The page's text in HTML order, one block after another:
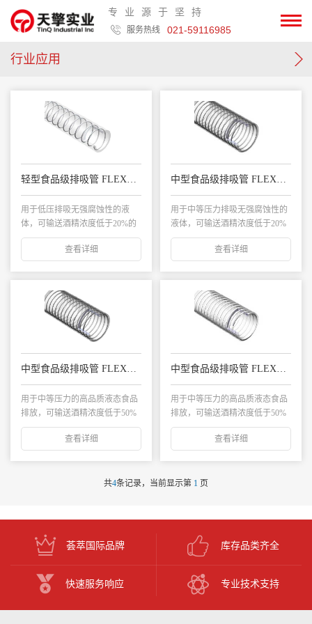
专业源于坚持
服务热线 021-59116985
行业应用
轻型食品级排吸管 FLEXACIER LT
用于低压排吸无强腐蚀性的液
体，可输送酒精浓度低于20%的
酒类...
查看详细
中型食品级排吸管 FLEXACIER STD
用于中等压力排吸无强腐蚀性的
液体，可输送酒精浓度低于20%
的酒类...
查看详细
中型食品级排吸管 FLEXACIER STD SPH
用于中等压力的高品质液态食品
排放，可输送酒精浓度低于50%
的酒类...
查看详细
中型食品级排吸管 FLEXACIER SUPER SPH
用于中等压力的高品质液态食品
排放，可输送酒精浓度低于50%
的酒类...
查看详细
共4条记录，当前显示第 1 页
荟萃国际品牌 库存品类齐全
快速服务响应 专业技术支持